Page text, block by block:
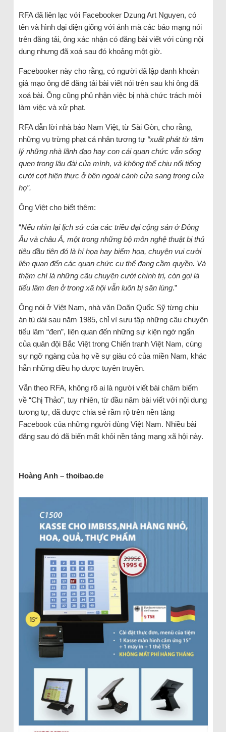
RFA đã liên lạc với Facebooker Dzung Art Nguyen, có
tên và hình đại diện giống với ảnh mà các báo mạng nói
trên đăng tải, ông xác nhận có đăng bài viết với cùng nội
dung nhưng đã xoá sau đó khoảng một giờ.
Facebooker này cho rằng, có người đã lập danh khoản
giả mạo ông để đăng tải bài viết nói trên sau khi ông đã
xoá bài. Ông cũng phủ nhận việc bị nhà chức trách mời
làm việc và xử phạt.
RFA dẫn lời nhà báo Nam Việt, từ Sài Gòn, cho rằng,
những vụ trừng phạt cá nhân tương tự “xuất phát từ tâm
lý những nhà lãnh đạo hay con cái quan chức vẫn sống
quen trong lâu đài của mình, và không thể chịu nổi tiếng
cười cợt hiện thực ở bên ngoài cánh cửa sang trọng của
họ”.
Ông Việt cho biết thêm:
“Nếu nhìn lại lịch sử của các triều đại cộng sản ở Đông
Âu và châu Á, một trong những bộ môn nghệ thuật bị thủ
tiêu đầu tiên đó là hí họa hay biếm họa, chuyện vui cười
liên quan đến các quan chức cụ thể đang cầm quyền. Và
thậm chí là những câu chuyện cười chính trị, còn gọi là
tiếu lâm đen ở trong xã hội vẫn luôn bị săn lùng.”
Ông nói ở Việt Nam, nhà văn Doãn Quốc Sỹ từng chịu
án tù dài sau năm 1985, chỉ vì sưu tập những câu chuyện
tiếu lâm “đen”, liên quan đến những sự kiện ngớ ngẩn
của quân đội Bắc Việt trong Chiến tranh Việt Nam, cùng
sự ngỡ ngàng của họ về sự giàu có của miền Nam, khác
hẳn những điều họ được tuyên truyền.
Vẫn theo RFA, không rõ ai là người viết bài châm biếm
về “Chị Thảo”, tuy nhiên, từ đầu năm bài viết với nội dung
tương tự, đã được chia sẻ rầm rộ trên nền tảng
Facebook của những người dùng Việt Nam. Nhiều bài
đăng sau đó đã biến mất khỏi nền tảng mạng xã hội này.
Hoàng Anh – thoibao.de